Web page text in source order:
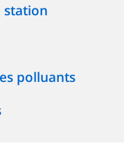
station
polluants